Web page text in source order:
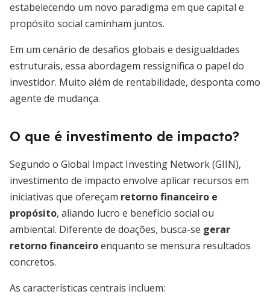
estabelecendo um novo paradigma em que capital e
propósito social caminham juntos.
Em um cenário de desafios globais e desigualdades
estruturais, essa abordagem ressignifica o papel do
investidor. Muito além de rentabilidade, desponta como
agente de mudança.
O que é investimento de impacto?
Segundo o Global Impact Investing Network (GIIN),
investimento de impacto envolve aplicar recursos em
iniciativas que ofereçam retorno financeiro e
propósito, aliando lucro e benefício social ou
ambiental. Diferente de doações, busca-se gerar
retorno financeiroenquanto se mensura resultados
concretos.
As características centrais incluem: